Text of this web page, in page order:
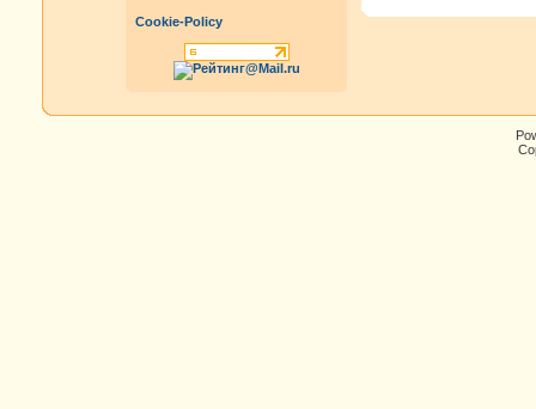
Cookie-Policy